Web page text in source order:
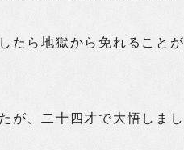
たら地獄から免れることが
が、二十四才で大悟しまし